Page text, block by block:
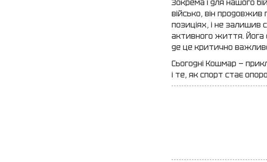
Зокрема і для нашого
військо, він
позиціях, і не залишив
активного життя. Йога
де це критично
Сьогодні Кошмар —
і те, як спорт стає